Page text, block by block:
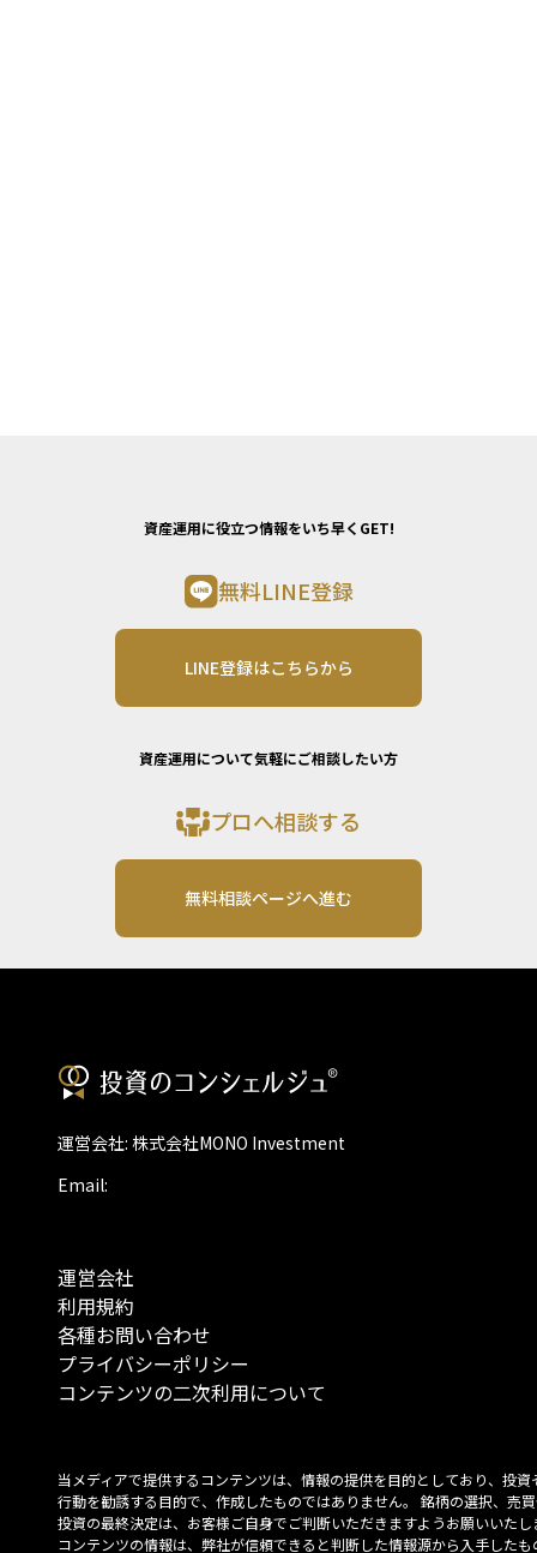
資産運用に役立つ情報をいち早くGET!
無料LINE登録
LINE登録はこちらから
資産運用について気軽にご相談したい方
プロへ相談する
無料相談ページへ進む
運営会社: 株式会社MONO Investment
Email:
運営会社
利用規約
各種お問い合わせ
プライバシーポリシー
コンテンツの二次利用について
当メディアで提供するコンテンツは、情報の提供を目的としており、投資
行動を勧誘する目的で、作成したものではありません。 銘柄の選択、売
投資の最終決定は、お客様ご自身でご判断いただきますようお願いいたし
コンテンツの情報は、弊社が信頼できると判断した情報源から入手したも